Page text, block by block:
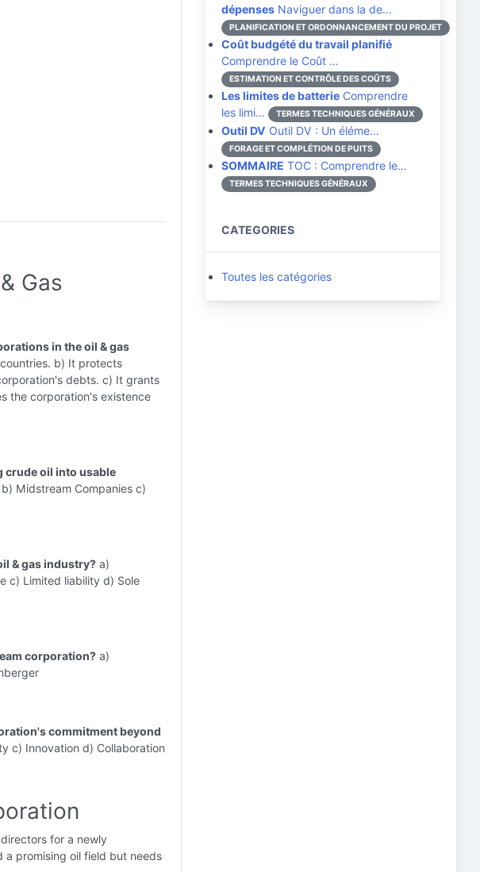
Gas
in the oil & gas
b) It protects
debts. c) It grants
the corporation's existence
crude oil into usable
Midstream Companies c)
& gas industry? a)
c) Limited liability d) Sole
corporation? a)
commitment beyond
c) Innovation d) Collaboration
for a newly
a promising oil field but needs
dépenses Naviguer dans la de…
PLANIFICATION ET ORDONNANCEMENT DU PROJET
Coût budgété du travail planifié
Comprendre le Coût …
ESTIMATION ET CONTRÔLE DES COÛTS
Les limites de batterie Comprendre
les limi…
TERMES TECHNIQUES GÉNÉRAUX
Outil DV Outil DV : Un éléme…
FORAGE ET COMPLÉTION DE PUITS
SOMMAIRE TOC : Comprendre le…
TERMES TECHNIQUES GÉNÉRAUX
CATEGORIES
Toutes les catégories